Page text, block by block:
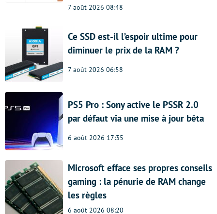
7 août 2026 08:48
Ce SSD est-il l’espoir ultime pour
diminuer le prix de la RAM ?
7 août 2026 06:58
PS5 Pro : Sony active le PSSR 2.0
par défaut via une mise à jour bêta
6 août 2026 17:35
Microsoft efface ses propres conseils
gaming : la pénurie de RAM change
les règles
6 août 2026 08:20